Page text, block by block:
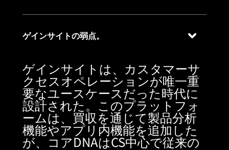
する
ゲインサイトの弱点。
ゲインサイトは、カスタマーサ
クセスオペレーションが唯一重
要なユースケースだった時代に
設計された。このプラットフォ
ームは、買収を通じて製品分析
機能やアプリ内機能を追加した
が、コアDNAはCS中心で従来の